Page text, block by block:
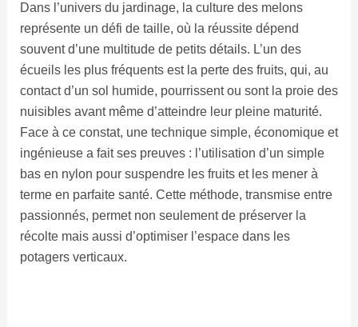
Dans l’univers du jardinage, la culture des melons
représente un défi de taille, où la réussite dépend
souvent d’une multitude de petits détails. L’un des
écueils les plus fréquents est la perte des fruits, qui, au
contact d’un sol humide, pourrissent ou sont la proie des
nuisibles avant même d’atteindre leur pleine maturité.
Face à ce constat, une technique simple, économique et
ingénieuse a fait ses preuves : l’utilisation d’un simple
bas en nylon pour suspendre les fruits et les mener à
terme en parfaite santé. Cette méthode, transmise entre
passionnés, permet non seulement de préserver la
récolte mais aussi d’optimiser l’espace dans les
potagers verticaux.